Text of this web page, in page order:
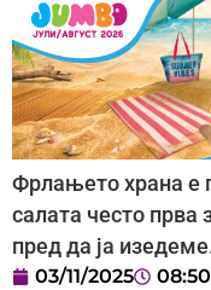
Фрлањето храна е
салата често прва
пред да ја
03/11/2025 08:50